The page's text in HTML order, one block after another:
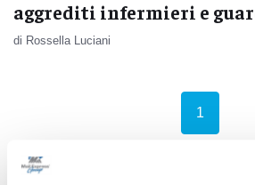
aggrediti infermieri e
di Rossella Luciani
1